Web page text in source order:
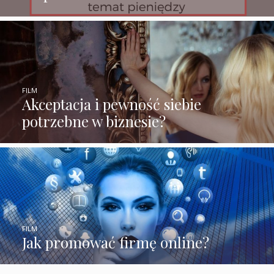
Akceptacja i pewność siebie
potrzebne w biznesie?
FILM
Jak promować firmę online?
FILM